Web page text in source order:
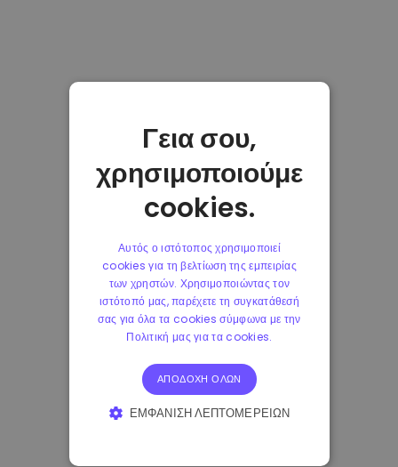
Γεια σου,
χρησιμοποιούμε
cookies.
Αυτός ο ιστότοπος χρησιμοποιεί
cookies για τη βελτίωση της εμπειρίας
των χρηστών. Χρησιμοποιώντας τον
ιστότοπό μας, παρέχετε τη συγκατάθεσή
σας για όλα τα cookies σύμφωνα με την
Πολιτική μας για τα cookies.
ΑΠΟΔΟΧΉ ΌΛΩΝ
ΕΜΦΆΝΙΣΗ ΛΕΠΤΟΜΕΡΕΙΏΝ